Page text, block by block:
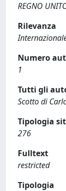
REGNO
Rilevanza
Numero
1
Tutti gli
Scotto di
Tipologia
276
Fulltext
restricted
Tipologia